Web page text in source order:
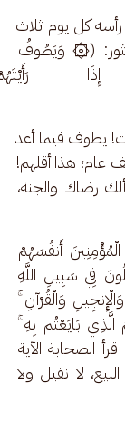
كل يوم ثلاث
منثور: (۞ وَيَطُوفُ
يطوف فيما أعد
عام؛ هذا أقلهم!
رضاك والجنة،
أَنفُسَهُمْ
فِي سَبِيلِ اللَّهِ
وَالْقُرْآنِ
بَايَعْتُم بِهِ
) [التوبة:111]، فلما قرأ الصحابة الآية
لا نقيل ولا